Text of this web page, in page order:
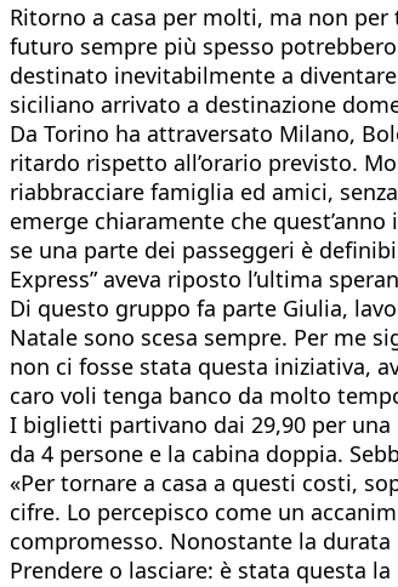
Ritorno a casa per molti, ma non
futuro sempre più spesso
destinato inevitabilmente a
siciliano arrivato a destinazione
Da Torino ha attraversato Milano,
ritardo rispetto all’orario previsto.
riabbracciare famiglia ed amici,
emerge chiaramente che
se una parte dei passeggeri è
Express” aveva riposto l’ultima
Di questo gruppo fa parte Giulia,
Natale sono scesa sempre. Per me
non ci fosse stata questa iniziativa,
caro voli tenga banco da molto
I biglietti partivano dai 29,90 per
da 4 persone e la cabina doppia.
«Per tornare a casa a questi costi,
cifre. Lo percepisco come un
compromesso. Nonostante la
Prendere o lasciare: è stata questa